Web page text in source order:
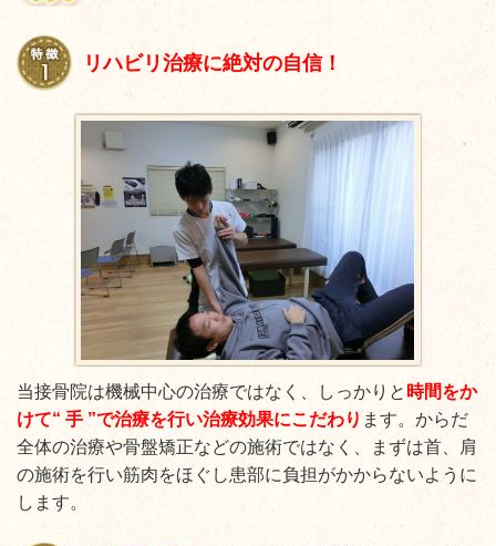
リハビリ治療に絶対の自信！
当接骨院は機械中心の治療ではなく、しっかりと 時間をか
けて“ 手 ”で治療を行い治療効果にこだわり ます。からだ
全体の治療や骨盤矯正などの施術ではなく、まずは首、肩
の施術を行い筋肉をほぐし患部に負担がかからないように
します。